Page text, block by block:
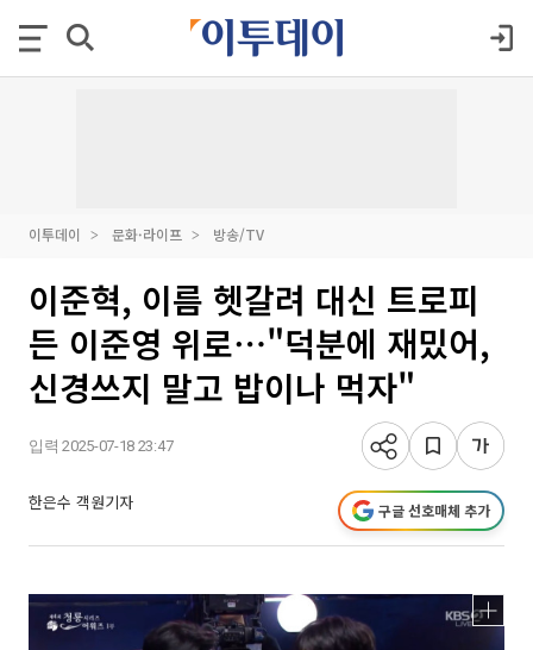
이투데이 문화·라이프 방송/TV
이준혁, 이름 헷갈려 대신 트로피
든 이준영 위로⋯"덕분에 재밌어,
신경쓰지 말고 밥이나 먹자"
입력 2025-07-18 23:47
한은수 객원기자 구글 선호매체 추가